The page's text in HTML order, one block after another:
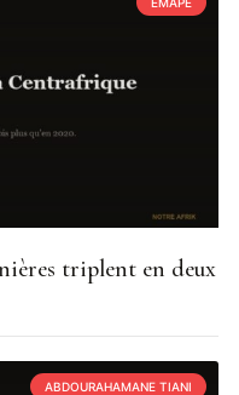
triplent en deux
ABDOURAHAMANE TIANI